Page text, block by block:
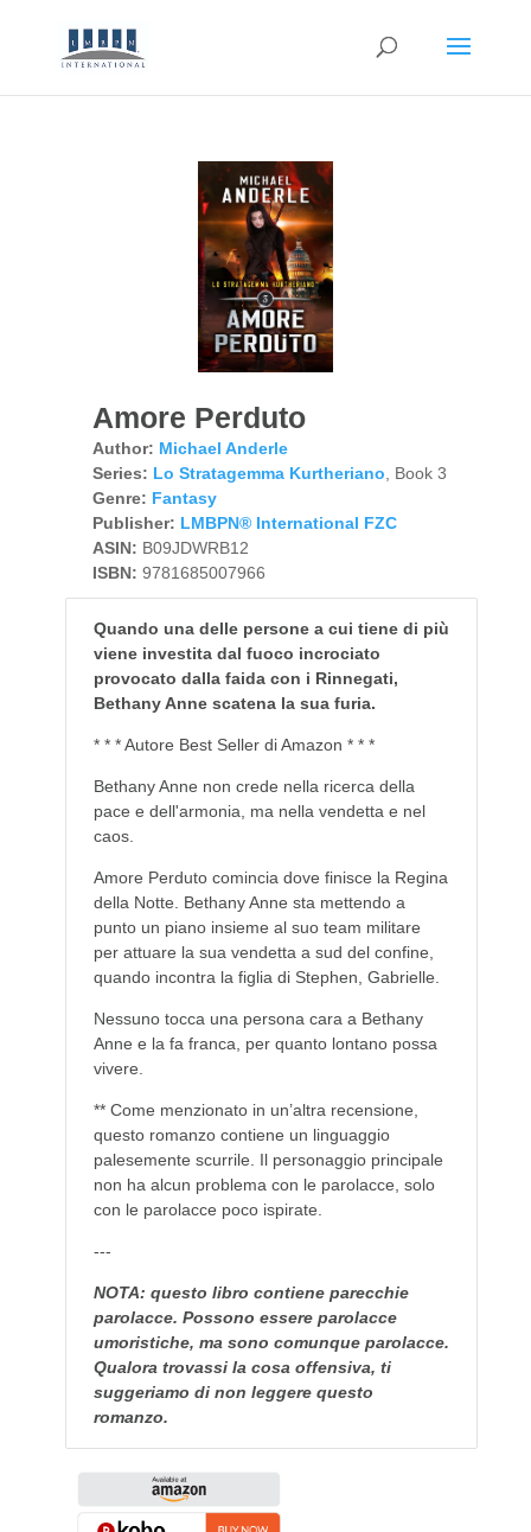
Amore Perduto
Author: Michael Anderle
Series: Lo Stratagemma Kurtheriano, Book 3
Genre: Fantasy
Publisher: LMBPN® International FZC
ASIN: B09JDWRB12
ISBN: 9781685007966
Quando una delle persone a cui tiene di più
viene investita dal fuoco incrociato
provocato dalla faida con i Rinnegati,
Bethany Anne scatena la sua furia.
* * * Autore Best Seller di Amazon * * *
Bethany Anne non crede nella ricerca della
pace e dell'armonia, ma nella vendetta e nel
caos.
Amore Perduto comincia dove finisce la Regina
della Notte. Bethany Anne sta mettendo a
punto un piano insieme al suo team militare
per attuare la sua vendetta a sud del confine,
quando incontra la figlia di Stephen, Gabrielle.
Nessuno tocca una persona cara a Bethany
Anne e la fa franca, per quanto lontano possa
vivere.
** Come menzionato in un’altra recensione,
questo romanzo contiene un linguaggio
palesemente scurrile. Il personaggio principale
non ha alcun problema con le parolacce, solo
con le parolacce poco ispirate.
---
NOTA: questo libro contiene parecchie
parolacce. Possono essere parolacce
umoristiche, ma sono comunque parolacce.
Qualora trovassi la cosa offensiva, ti
suggeriamo di non leggere questo
romanzo.